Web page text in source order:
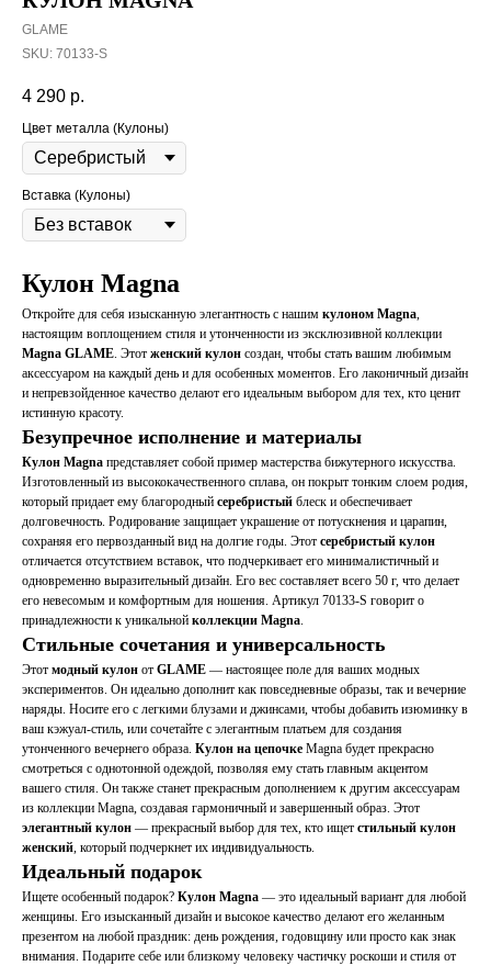
GLAME
SKU: 70133-S
4 290 р.
Цвет металла (Кулоны)
Вставка (Кулоны)
Кулон Magna
Откройте для себя изысканную элегантность с нашим кулоном Magna,
настоящим воплощением стиля и утонченности из эксклюзивной коллекции
Magna GLAME. Этот женский кулон создан, чтобы стать вашим любимым
аксессуаром на каждый день и для особенных моментов. Его лаконичный дизайн
и непревзойденное качество делают его идеальным выбором для тех, кто ценит
истинную красоту.
Безупречное исполнение и материалы
Кулон Magna представляет собой пример мастерства бижутерного искусства.
Изготовленный из высококачественного сплава, он покрыт тонким слоем родия,
который придает ему благородный серебристый блеск и обеспечивает
долговечность. Родирование защищает украшение от потускнения и царапин,
сохраняя его первозданный вид на долгие годы. Этот серебристый кулон
отличается отсутствием вставок, что подчеркивает его минималистичный и
одновременно выразительный дизайн. Его вес составляет всего 50 г, что делает
его невесомым и комфортным для ношения. Артикул 70133-S говорит о
принадлежности к уникальной коллекции Magna.
Стильные сочетания и универсальность
Этот модный кулон от GLAME — настоящее поле для ваших модных
экспериментов. Он идеально дополнит как повседневные образы, так и вечерние
наряды. Носите его с легкими блузами и джинсами, чтобы добавить изюминку в
ваш кэжуал-стиль, или сочетайте с элегантным платьем для создания
утонченного вечернего образа. Кулон на цепочке Magna будет прекрасно
смотреться с однотонной одеждой, позволяя ему стать главным акцентом
вашего стиля. Он также станет прекрасным дополнением к другим аксессуарам
из коллекции Magna, создавая гармоничный и завершенный образ. Этот
элегантный кулон — прекрасный выбор для тех, кто ищет стильный кулон
женский, который подчеркнет их индивидуальность.
Идеальный подарок
Ищете особенный подарок? Кулон Magna — это идеальный вариант для любой
женщины. Его изысканный дизайн и высокое качество делают его желанным
презентом на любой праздник: день рождения, годовщину или просто как знак
внимания. Подарите себе или близкому человеку частичку роскоши и стиля от